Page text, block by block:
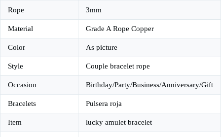
Rope 3mm
Material Grade A Rope Copper
Color As picture
Style Couple bracelet rope
Occasion Birthday/Party/Business/Anniversary/Gift
Bracelets Pulsera roja
Item lucky amulet bracelet